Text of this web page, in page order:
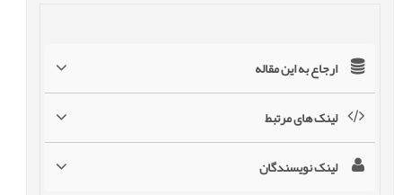
ارجاع به این مقاله
لینک های مرتبط
لینک نویسندگان